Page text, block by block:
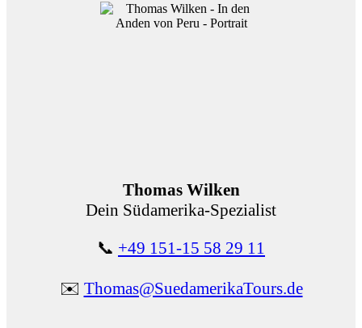
Thomas Wilken
Dein Südamerika-Spezialist
📞 +49 151-15 58 29 11
✉️ Thomas@SuedamerikaTours.de